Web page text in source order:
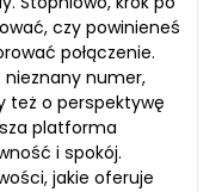
czy powinieneś
połączenie.
nieznany numer,
też o perspektywę
platforma
i spokój.
jakie oferuje